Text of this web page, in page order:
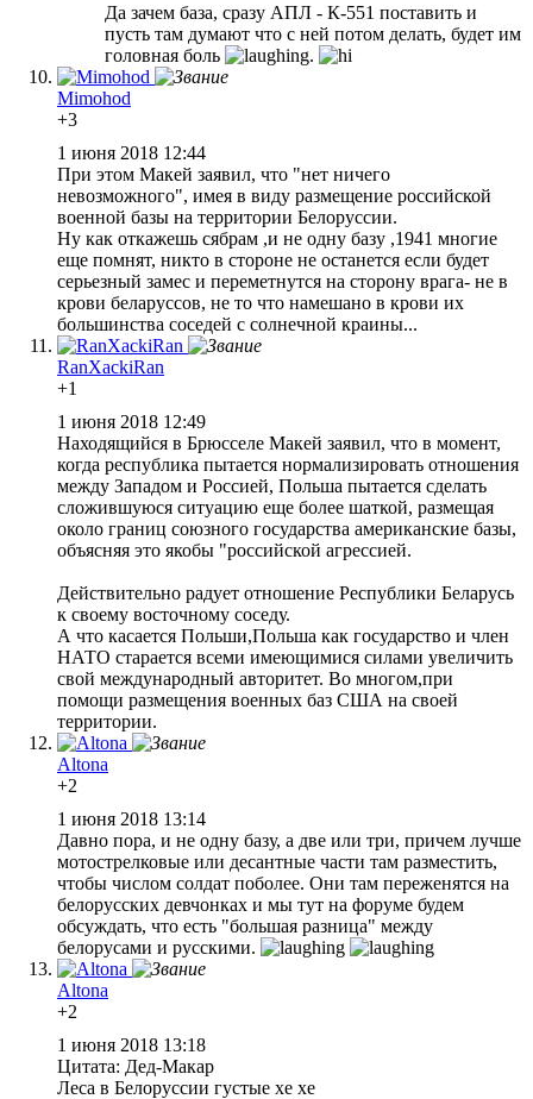
Да зачем база, сразу АПЛ - К-551 поставить и
пусть там думают что с ней потом делать, будет им
головная боль
.
Mimohod
+3
1 июня 2018 12:44
При этом Макей заявил, что "нет ничего
невозможного", имея в виду размещение российской
военной базы на территории Белоруссии.
Ну как откажешь сябрам ,и не одну базу ,1941 многие
еще помнят, никто в стороне не останется если будет
серьезный замес и переметнутся на сторону врага- не в
крови беларуссов, не то что намешано в крови их
большинства соседей с солнечной краины...
RanXackiRan
+1
1 июня 2018 12:49
Находящийся в Брюсселе Макей заявил, что в момент,
когда республика пытается нормализировать отношения
между Западом и Россией, Польша пытается сделать
сложившуюся ситуацию еще более шаткой, размещая
около границ союзного государства американские базы,
объясняя это якобы "российской агрессией.
Действительно радует отношение Республики Беларусь
к своему восточному соседу.
А что касается Польши,Польша как государство и член
НАТО старается всеми имеющимися силами увеличить
свой международный авторитет. Во многом,при
помощи размещения военных баз США на своей
территории.
Altona
+2
1 июня 2018 13:14
Давно пора, и не одну базу, а две или три, причем лучше
мотострелковые или десантные части там разместить,
чтобы числом солдат поболее. Они там переженятся на
белорусских девчонках и мы тут на форуме будем
обсуждать, что есть "большая разница" между
белорусами и русскими.
Altona
+2
1 июня 2018 13:18
Цитата: Дед-Макар
Леса в Белоруссии густые хе хе